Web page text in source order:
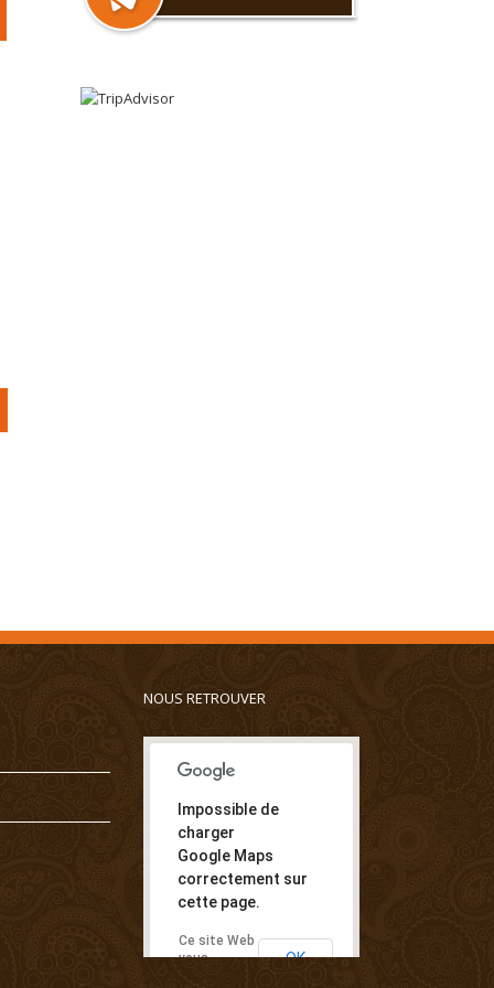
NOUS RETROUVER
Impossible de
charger
Google Maps
correctement sur
cette page.
Ce site Web
vous
OK